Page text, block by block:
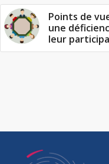
Points de
une
leur